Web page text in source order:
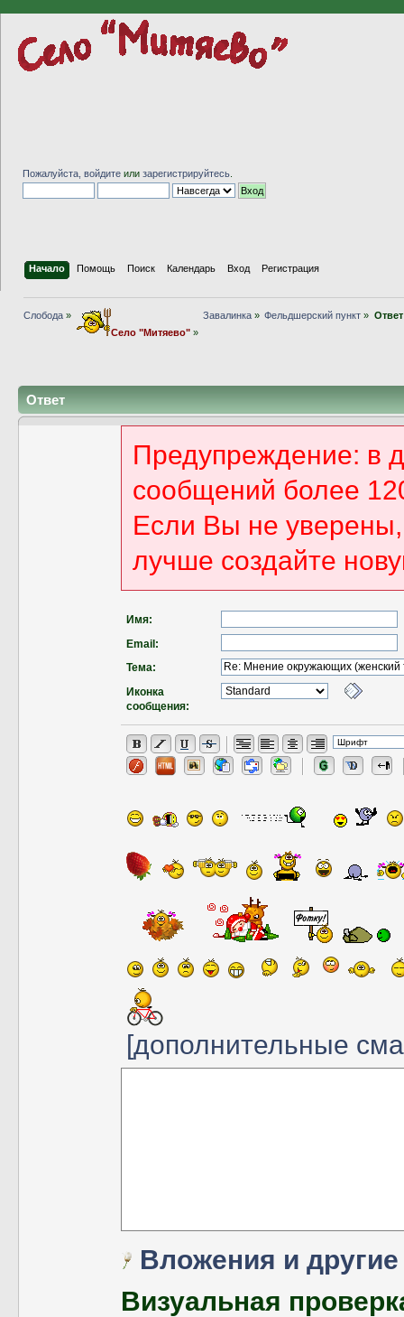
Пожалуйста, войдите или зарегистрируйтесь
Начало Помощь Поиск Календарь Вход Регистрация
Слобода »
Село "Митяево"»
Завалинка» Фельдшерский пункт »
Ответ
Предупреждение: в
сообщений более
Если Вы не уверены,
лучше создайте
Имя:
Email:
Тема:
Иконка
сообщения:
[дополнительные
Вложения и
Визуальная